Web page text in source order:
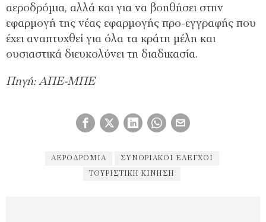
αεροδρόμια, αλλά και για να βοηθήσει στην
εφαρμογή της νέας εφαρμογής προ-εγγραφής που
έχει αναπτυχθεί για όλα τα κράτη μέλη και
ουσιαστικά διευκολύνει τη διαδικασία.
Πηγή: ΑΠΕ-ΜΠΕ
ΑΕΡΟΔΡΌΜΙΑ ΣΥΝΟΡΙΑΚΟΊ ΈΛΕΓΧΟΙ
ΤΟΥΡΙΣΤΙΚΉ ΚΊΝΗΣΗ